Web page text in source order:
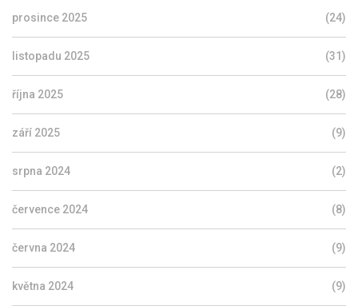
prosince 2025 (24)
listopadu 2025 (31)
října 2025 (28)
září 2025 (9)
srpna 2024 (2)
července 2024 (8)
června 2024 (9)
května 2024 (9)